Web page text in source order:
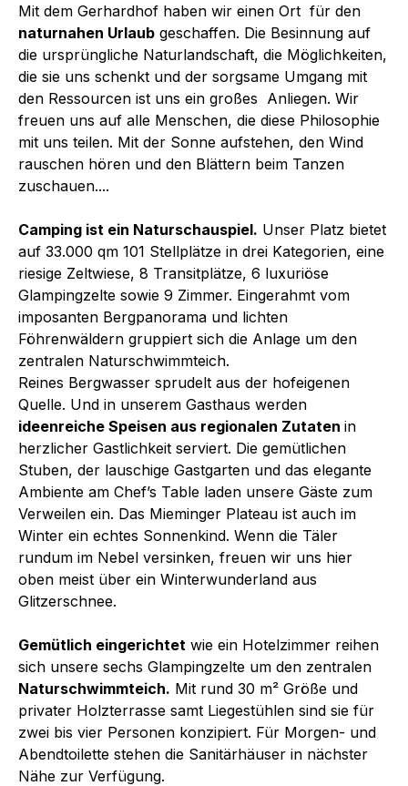
Mit dem Gerhardhof haben wir einen Ort für den
naturnahen Urlaub geschaffen. Die Besinnung auf
die ursprüngliche Naturlandschaft, die Möglichkeiten,
die sie uns schenkt und der sorgsame Umgang mit
den Ressourcen ist uns ein großes Anliegen. Wir
freuen uns auf alle Menschen, die diese Philosophie
mit uns teilen. Mit der Sonne aufstehen, den Wind
rauschen hören und den Blättern beim Tanzen
zuschauen....
Camping ist ein Naturschauspiel. Unser Platz bietet
auf 33.000 qm 101 Stellplätze in drei Kategorien, eine
riesige Zeltwiese, 8 Transitplätze, 6 luxuriöse
Glampingzelte sowie 9 Zimmer. Eingerahmt vom
imposanten Bergpanorama und lichten
Föhrenwäldern gruppiert sich die Anlage um den
zentralen Naturschwimmteich.
Reines Bergwasser sprudelt aus der hofeigenen
Quelle. Und in unserem Gasthaus werden
ideenreiche Speisen aus regionalen Zutaten in
herzlicher Gastlichkeit serviert. Die gemütlichen
Stuben, der lauschige Gastgarten und das elegante
Ambiente am Chef’s Table laden unsere Gäste zum
Verweilen ein. Das Mieminger Plateau ist auch im
Winter ein echtes Sonnenkind. Wenn die Täler
rundum im Nebel versinken, freuen wir uns hier
oben meist über ein Winterwunderland aus
Glitzerschnee.
Gemütlich eingerichtet wie ein Hotelzimmer reihen
sich unsere sechs Glampingzelte um den zentralen
Naturschwimmteich. Mit rund 30 m² Größe und
privater Holzterrasse samt Liegestühlen sind sie für
zwei bis vier Personen konzipiert. Für Morgen- und
Abendtoilette stehen die Sanitärhäuser in nächster
Nähe zur Verfügung.